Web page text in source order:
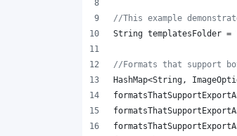
//This example
String templatesFolder =
//Formats that support
HashMap<String,